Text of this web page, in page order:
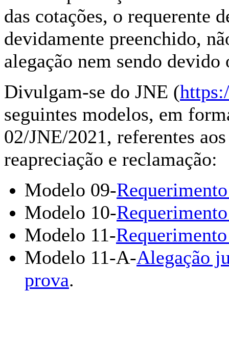
das cotações, o requerente
devidamente preenchido,
alegação nem sendo
Divulgam-se do JNE (
seguintes modelos, em
02/JNE/2021, referentes
reapreciação e reclamação:
Modelo 09-
Modelo 10-
Modelo 11-
Modelo 11-A-Alegação
prova.